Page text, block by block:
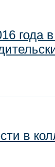
года
в